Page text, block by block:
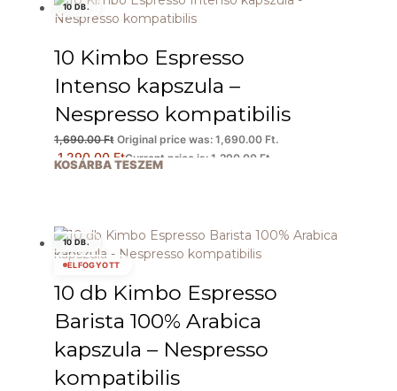
10 DB.
10 Kimbo Espresso
Intenso kapszula –
Nespresso kompatibilis
1,690.00Ft Original price was: 1,690.00 Ft.
1,290.00 FtCurrent price is: 1,290.00 Ft.
KOSÁRBA TESZEM
10 DB.
ELFOGYOTT
10 db Kimbo Espresso
Barista 100% Arabica
kapszula – Nespresso
kompatibilis